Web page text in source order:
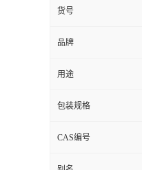
货号
品牌
用途
包装规格
CAS编号